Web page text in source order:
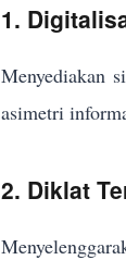
1.
Menyediakan
asimetri
2. Diklat